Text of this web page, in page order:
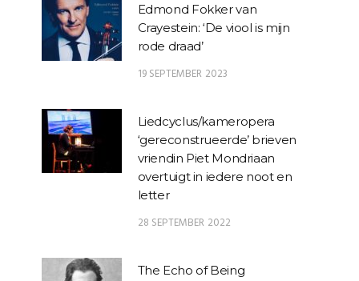
Edmond Fokker van
Crayestein: ‘De viool is mijn
rode draad’
19 SEPTEMBER 2023
Liedcyclus/kameropera
‘gereconstrueerde’ brieven
vriendin Piet Mondriaan
overtuigt in iedere noot en
letter
28 SEPTEMBER 2022
The Echo of Being